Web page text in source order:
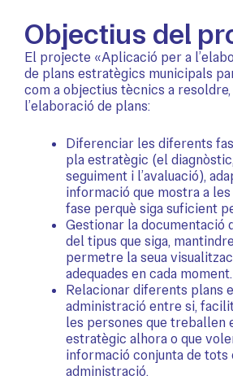
Objectius del
El projecte «Aplicació per a
de plans estratègics municipals
com a objectius tècnics a
l’elaboració de plans:
Diferenciar les diferents
pla estratègic (el
seguiment i l’avaluació),
informació que mostra a les
fase perquè siga suficient
Gestionar la documentació
del tipus que siga,
permetre la seua
adequades en cada moment.
Relacionar diferents plans
administració entre si,
les persones que treballen
estratègic alhora o que
informació conjunta de tots
administració.